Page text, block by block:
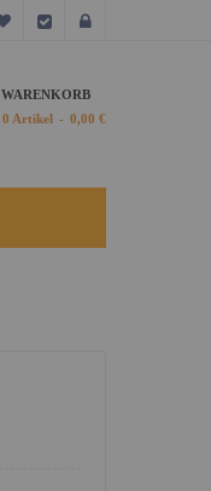
Mein Wunschzettel
Kasse
WARENKORB
0 Artikel 0,00 €